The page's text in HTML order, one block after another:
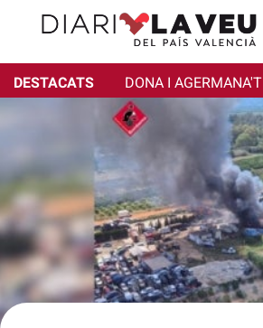
DESTACATS DONA I AGERMANA'T